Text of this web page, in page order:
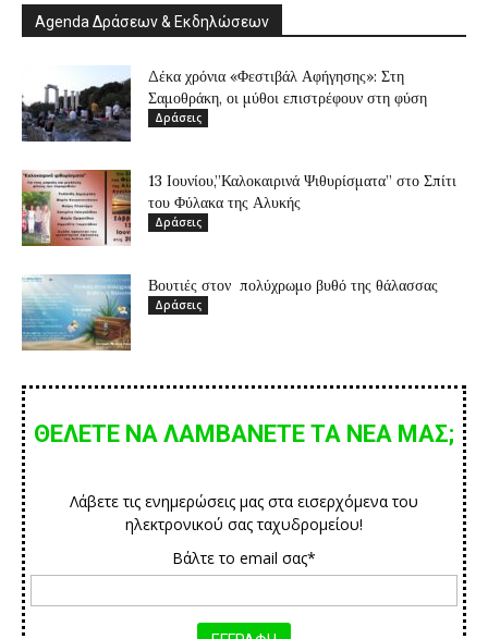
Agenda Δράσεων & Εκδηλώσεων
Δέκα χρόνια «Φεστιβάλ Αφήγησης»: Στη
Σαμοθράκη, οι μύθοι επιστρέφουν στη φύση
Δράσεις
13 Ιουνίου,”Καλοκαιρινά Ψιθυρίσματα” στο Σπίτι
του Φύλακα της Αλυκής
Δράσεις
Βουτιές στον πολύχρωμο βυθό της θάλασσας
Δράσεις
ΘΕΛΕΤΕ ΝΑ ΛΑΜΒΑΝΕΤΕ ΤΑ ΝΕΑ ΜΑΣ;
Λάβετε τις ενημερώσεις μας στα εισερχόμενα του
ηλεκτρονικού σας ταχυδρομείου!
Βάλτε το email σας*